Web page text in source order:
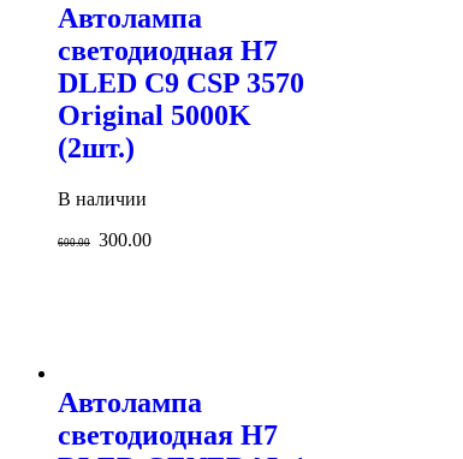
Автолампа
светодиодная H7
DLED C9 CSP 3570
Original 5000K
(2шт.)
В наличии
600.00 300.00
Автолампа
светодиодная H7